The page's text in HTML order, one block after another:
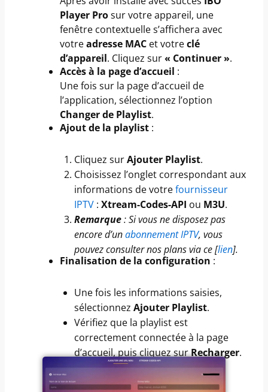
Player Prosur votre appareil, une
fenêtre contextuelle s’affichera avec
votreadresse MAC et votreclé
d’appareil. Cliquez sur« Continuer ».
Accès à la page d’accueil :
Une fois sur la page d’accueil de
l’application, sélectionnez l’option
Changer de Playlist.
Ajout de la playlist :
Cliquez surAjouter Playlist.
Choisissez l’onglet correspondant aux
informations de votrefournisseur
IPTV :Xtream-Codes-API ou M3U.
Remarque: Si vous ne disposez pas
encore d’unabonnement IPTV, vous
pouvez consulter nos plans via ce [lien].
Finalisation de la configuration :
Une fois les informations saisies,
sélectionnezAjouter Playlist.
Vérifiez que la playlist est
correctement connectée à la page
d’accueil, puis cliquez surRecharger.